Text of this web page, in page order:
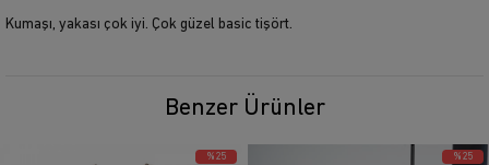
Kumaşı, yakası çok iyi. Çok güzel basic tişört.
Benzer Ürünler
%25 %25